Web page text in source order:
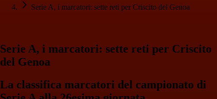
Serie A, i marcatori: sette reti per Criscito del Genoa
Serie A, i marcatori: sette reti per Criscito
del Genoa
La classifica marcatori del campionato di